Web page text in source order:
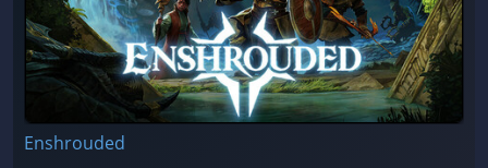
Enshrouded